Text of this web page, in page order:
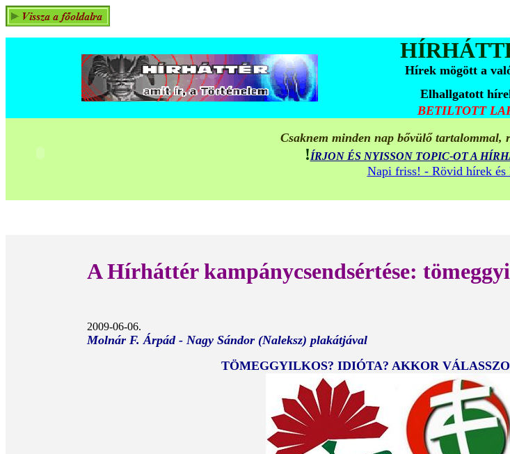
Hírek mögött a
Elhallgatott
BETILTOTT
Csaknem minden nap bővülő tartalommal,
!ÍRJON ÉS NYISSON TOPIC-OT A
Napi friss! - Rövid hírek és
A Hírháttér kampánycsendsértése:
2009-06-06.
Molnár F. Árpád - Nagy Sándor (Naleksz) plakátjával
TÖMEGGYILKOS? IDIÓTA? AKKOR